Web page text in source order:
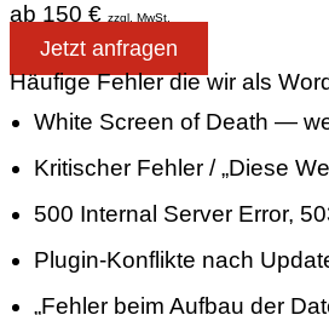
ab 150 € zzgl. MwSt.
Jetzt anfragen
Häufige Fehler die wir als
White Screen of Death —
Kritischer Fehler / „Diese
500 Internal Server Error,
Plugin-Konflikte nach
„Fehler beim Aufbau der